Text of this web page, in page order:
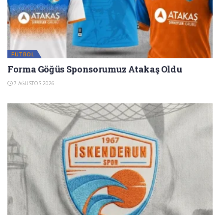
FUTBOL
Forma Göğüs Sponsorumuz Atakaş Oldu
7 AĞUSTOS 2026